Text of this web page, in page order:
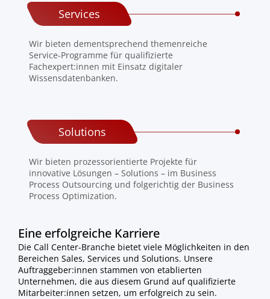
Services
Wir bieten dementsprechend themenreiche
Service-Programme für qualifizierte
Fachexpert:innen mit Einsatz digitaler
Wissensdatenbanken.
Solutions
Wir bieten prozessorientierte Projekte für
innovative Lösungen – Solutions – im Business
Process Outsourcing und folgerichtig der Business
Process Optimization.
Eine erfolgreiche Karriere
Die Call Center-Branche bietet viele Möglichkeiten in den
Bereichen Sales, Services und Solutions. Unsere
Auftraggeber:innen stammen von etablierten
Unternehmen, die aus diesem Grund auf qualifizierte
Mitarbeiter:innen setzen, um erfolgreich zu sein.